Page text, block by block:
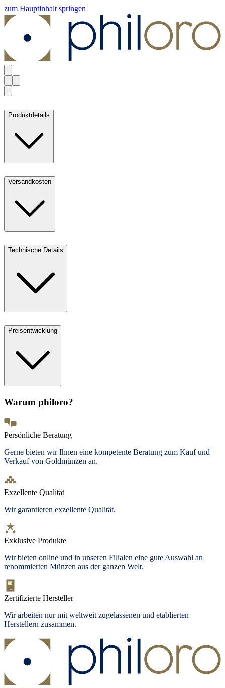
zum Hauptinhalt springen
Produktdetails
Versandkosten
Technische Details
Preisentwicklung
Warum philoro?
Persönliche Beratung
Gerne bieten wir Ihnen eine kompetente Beratung zum Kauf und
Verkauf von Goldmünzen an.
Exzellente Qualität
Wir garantieren exzellente Qualität.
Exklusive Produkte
Wir bieten online und in unseren Filialen eine gute Auswahl an
renommierten Münzen aus der ganzen Welt.
Zertifizierte Hersteller
Wir arbeiten nur mit weltweit zugelassenen und etablierten
Herstellern zusammen.